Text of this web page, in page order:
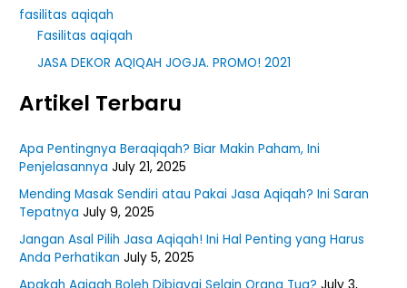
fasilitas aqiqah
Fasilitas aqiqah
JASA DEKOR AQIQAH JOGJA. PROMO! 2021
Artikel Terbaru
Apa Pentingnya Beraqiqah? Biar Makin Paham, Ini
Penjelasannya July 21, 2025
Mending Masak Sendiri atau Pakai Jasa Aqiqah? Ini Saran
Tepatnya July 9, 2025
Jangan Asal Pilih Jasa Aqiqah! Ini Hal Penting yang Harus
Anda Perhatikan July 5, 2025